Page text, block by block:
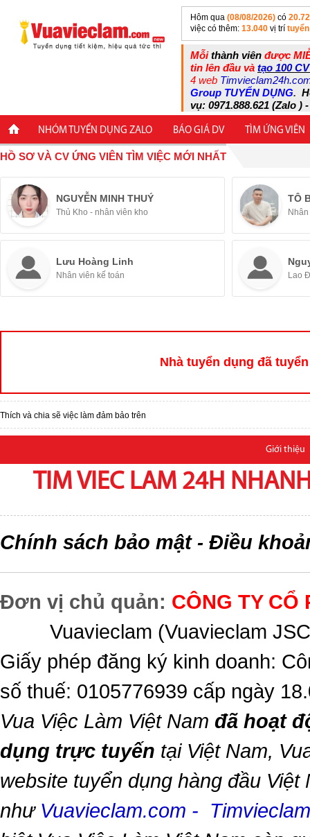
Hôm qua (08/08/2026) có
việc có thêm: 13.040 vị trí
Mỗithành viên được
tin lên đầu và tạo 100
4 web
Group TUYỂN DỤNG.
vụ: 0971.888.621 (Zalo )
NHÓM TUYỂN DỤNG ZALO BÁO GIÁ DV TÌM ỨNG VIÊN
HỒ SƠ VÀ CV ỨNG VIÊN TÌM VIỆC MỚI NHẤT
NGUYỄN MINH THUÝ
Thủ Kho - nhân viên kho
TÔ
Lưu Hoàng Linh
Nhân viên kế toán Lao
Nhà tuyển dụng đã
Thích và chia sẽ việc làm đảm bảo trên
Giới thiệu
TIM VIEC LAM 24H
Chính sách bảo mật- Điều
Đơn vị chủ quản: CÔNG TY CỔ
Vuavieclam (Vuavieclam
Giấy phép đăng ký kinh doanh:
số thuế: 0105776939 cấp ngày
Vua Việc Làm Việt Nam đã hoạt
dụng trực tuyến tại Việt Nam,
website tuyển dụng hàng đầu Việt
như Vuavieclam.com -